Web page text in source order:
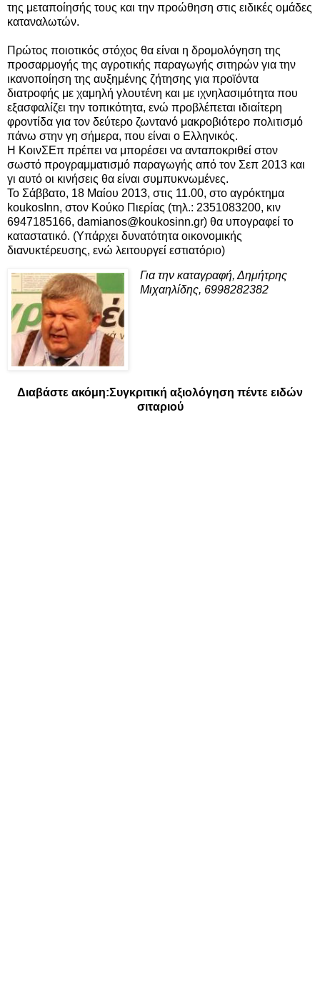
της μεταποίησής τους και την προώθηση στις ειδικές ομάδες
καταναλωτών.
Πρώτος ποιοτικός στόχος θα είναι η δρομολόγηση της
προσαρμογής της αγροτικής παραγωγής σιτηρών για την
ικανοποίηση της αυξημένης ζήτησης για προϊόντα
διατροφής με χαμηλή γλουτένη και με ιχνηλασιμότητα που
εξασφαλίζει την τοπικότητα, ενώ προβλέπεται ιδιαίτερη
φροντίδα για τον δεύτερο ζωντανό μακροβιότερο πολιτισμό
πάνω στην γη σήμερα, που είναι ο Ελληνικός.
Η ΚοινΣΕπ πρέπει να μπορέσει να ανταποκριθεί στον
σωστό προγραμματισμό παραγωγής από τον Σεπ 2013 και
γι αυτό οι κινήσεις θα είναι συμπυκνωμένες.
Το Σάββατο, 18 Μαίου 2013, στις 11.00, στο αγρόκτημα
koukosInn, στον Κούκο Πιερίας (τηλ.: 2351083200, κιν
6947185166, damianos@koukosinn.gr) θα υπογραφεί το
καταστατικό. (Υπάρχει δυνατότητα οικονομικής
διανυκτέρευσης, ενώ λειτουργεί εστιατόριο)
Για την καταγραφή, Δημήτρης
Μιχαηλίδης, 6998282382
Διαβάστε ακόμη:Συγκριτική αξιολόγηση πέντε ειδών
σιταριού